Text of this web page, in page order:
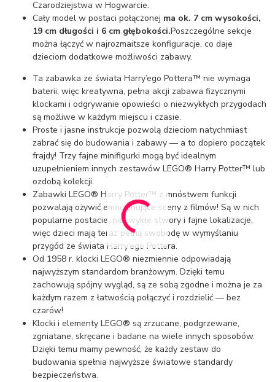
Czarodziejstwa w Hogwarcie.
Cały model w postaci połączonej ma ok. 7 cm wysokości,
19 cm długości i 6 cm głębokości.Poszczególne sekcje
można łączyć w najrozmaitsze konfiguracje, co daje
dzieciom dodatkowe możliwości zabawy.
Ta zabawka ze świata Harry’ego Pottera™ nie wymaga
baterii, więc kreatywna, pełna akcji zabawa fizycznymi
klockami i odgrywanie opowieści o niezwykłych przygodach
są możliwe w każdym miejscu i czasie.
Proste i jasne instrukcje pozwolą dzieciom natychmiast
zabrać się do budowania i zabawy — a to dopiero początek
frajdy! Trzy fajne minifigurki mogą być idealnym
uzupełnieniem innych zestawów LEGO® Harry Potter™ lub
ozdobą kolekcji.
Zabawki LEGO® Harry Potter™ z mnóstwem funkcji
pozwalają ożywić emocjonujące sceny z filmów! Są w nich
popularne postacie, niezwykłe stwory i fajne lokalizacje,
więc dzieci mają teraz pełną swobodę w wymyślaniu
przygód ze świata Harry’ego Pottera.
Od 1958 r. klocki LEGO® niezmiennie odpowiadają
najwyższym standardom branżowym. Dzięki temu
zachowują spójny wygląd, są ze sobą zgodne i można je za
każdym razem z łatwością połączyć i rozdzielić — bez
czarów!
Klocki i elementy LEGO® są zrzucane, podgrzewane,
zgniatane, skręcane i badane na wiele innych sposobów.
Dzięki temu mamy pewność, że każdy zestaw do
budowania spełnia najwyższe światowe standardy
bezpieczeństwa.